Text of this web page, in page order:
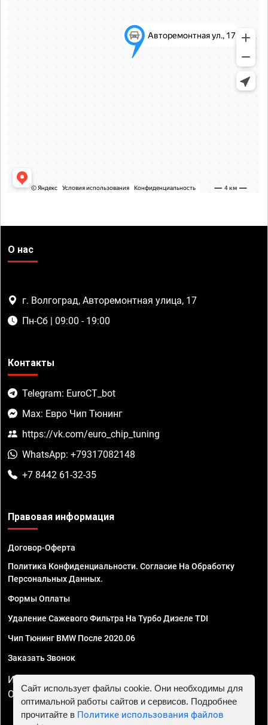
О нас
г. Волгоград, Авторемонтная улица, 17
Пн-Сб | 09:00 - 19:00
Контакты
Telegram: EuroCT_bot
Max: Евро Чип Тюнинг
https://vk.com/euro_chip_tuning
WhatsApp: +79317082148
+7 8442 61-32-35
Правовая информация
Договор-Оферта
Политика Конфиденциальности. Согласие На Обработку
Персональных Данных.
Формы Оплаты
Удаление Сажевого Фильтра На Турбо Дизеле TDI
Чип Тюнинг BMW После 2020.06
Заказать Звонок
ИП Смирнов Георгий Павлович. ИНН 781302555843,
ОГРНИП 324470400032610
Сайт использует файлы cookie. Они необходимы для
оптимальной работы сайтов и сервисов. Подробнее
прочитайте в Политике использования файлов